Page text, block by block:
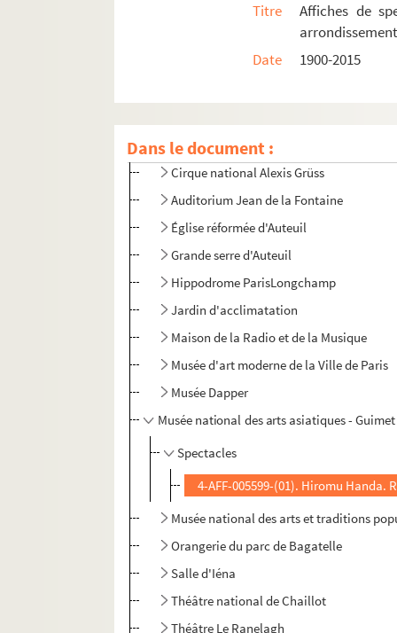
Titre
Affiches de
Date
1900-2015
Dans le document :
16e arrondissement
Cirque national Alexis Grüss
Auditorium Jean de la Fontaine
Église réformée d'Auteuil
Grande serre d'Auteuil
Hippodrome ParisLongchamp
Jardin d'acclimatation
Maison de la Radio et de la Musique
Musée d'art moderne de la Ville de Paris
Musée Dapper
Musée national des arts asiatiques - Guimet
Spectacles
4-AFF-005599-(01). Hiromu Handa.
Musée national des arts et traditions
Orangerie du parc de Bagatelle
Salle d'Iéna
Théâtre national de Chaillot
Théâtre Le Ranelagh